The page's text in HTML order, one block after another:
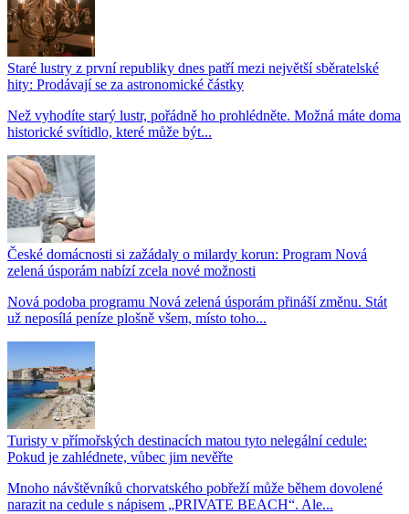
Staré lustry z první republiky dnes patří mezi největší sběratelské
hity: Prodávají se za astronomické částky
Než vyhodíte starý lustr, pořádně ho prohlédněte. Možná máte doma
historické svítidlo, které může být...
České domácnosti si zažádaly o milardy korun: Program Nová
zelená úsporám nabízí zcela nové možnosti
Nová podoba programu Nová zelená úsporám přináší změnu. Stát
už neposílá peníze plošně všem, místo toho...
Turisty v přímořských destinacích matou tyto nelegální cedule:
Pokud je zahlédnete, vůbec jim nevěřte
Mnoho návštěvníků chorvatského pobřeží může během dovolené
narazit na cedule s nápisem „PRIVATE BEACH“. Ale...